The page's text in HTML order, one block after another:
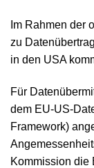
Im Rahmen der
zu
in den USA
Für
dem EU-US-
Framework)
Kommission die